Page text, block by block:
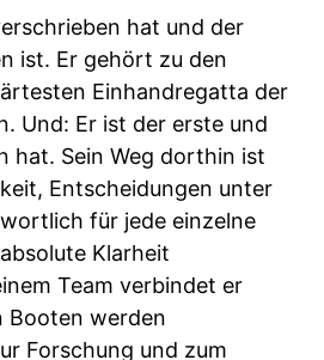
hat und der
ist. Er gehört zu den
Einhandregatta der
Und: Er ist der erste und
hat. Sein Weg dorthin ist
Entscheidungen unter
für jede einzelne
Klarheit
Team verbindet er
Booten werden
Forschung und zum